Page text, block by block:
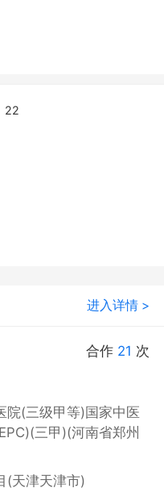
22
进入详情 >
合作 21 次
院(三级甲等)国家中医
三甲)(河南省郑州
(天津天津市)